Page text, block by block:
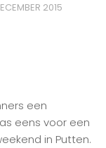
2015
een
eens voor een
in Putten.